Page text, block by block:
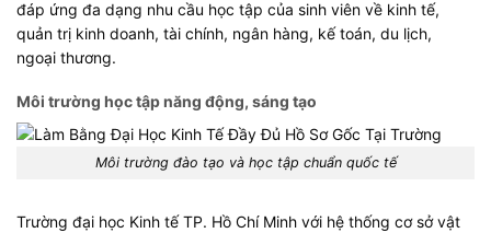
đáp ứng đa dạng nhu cầu học tập của sinh viên về kinh tế,
quản trị kinh doanh, tài chính, ngân hàng, kế toán, du lịch,
ngoại thương.
Môi trường học tập năng động, sáng tạo
Môi trường đào tạo và học tập chuẩn quốc tế
Trường đại học Kinh tế TP. Hồ Chí Minh với hệ thống cơ sở vật